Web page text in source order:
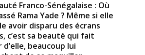
Franco-Sénégalaise : Où
Rama Yade ? Même si elle
avoir disparu des écrans
c’est sa beauté qui fait
d’elle, beaucoup lui